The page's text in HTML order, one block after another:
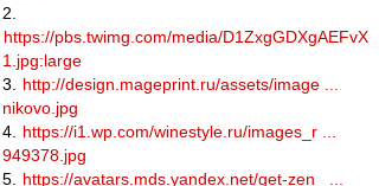
2.
https://pbs.twimg.com/media/D1ZxgGDXgAEFvX
1.jpg:large
3.
http://design.mageprint.ru/assets/image ...
nikovo.jpg
4.
https://i1.wp.com/winestyle.ru/images_r ...
949378.jpg
5.
https://avatars.mds.yandex.net/get-zen_ ...